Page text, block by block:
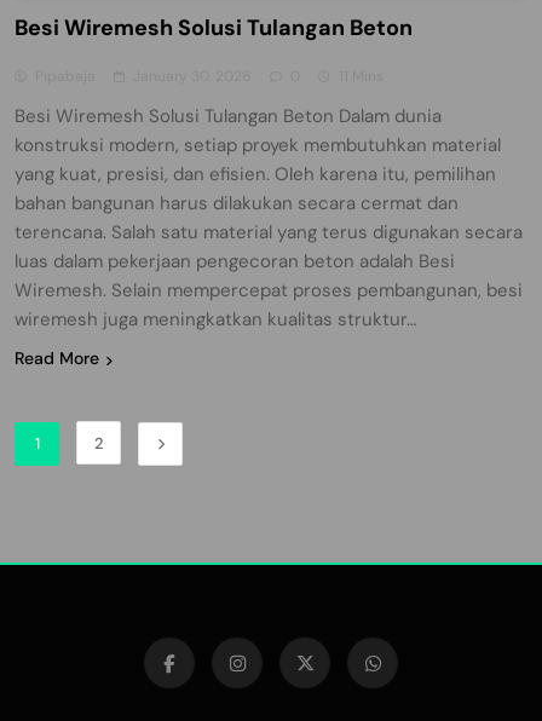
Besi Wiremesh Solusi Tulangan Beton
Besi Wiremesh Solusi Tulangan Beton Dalam dunia
konstruksi modern, setiap proyek membutuhkan material
yang kuat, presisi, dan efisien. Oleh karena itu, pemilihan
bahan bangunan harus dilakukan secara cermat dan
terencana. Salah satu material yang terus digunakan secara
luas dalam pekerjaan pengecoran beton adalah Besi
Wiremesh. Selain mempercepat proses pembangunan, besi
wiremesh juga meningkatkan kualitas struktur…
Read More
1 2